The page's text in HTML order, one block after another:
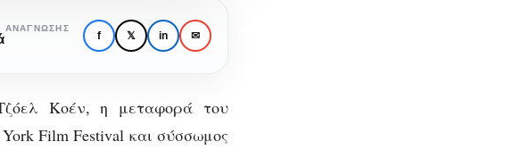
ΑΝΆΓΝΩΣΗΣ
f 𝕏 in ✉
Κοέν, η μεταφορά του
Film Festival και σύσσωμος